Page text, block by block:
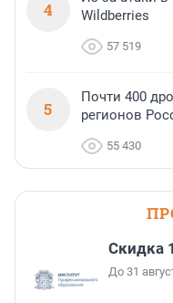
4
Wildberries
57 519
5
Почти 400
регионов
55 430
Скидка
До 31